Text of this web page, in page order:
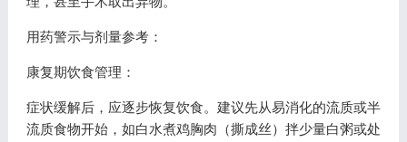
用药警示与剂量参考：
康复期饮食管理：
症状缓解后，应逐步恢复饮食。建议先从易消化的流质或半
流质食物开始，如白水煮鸡胸肉（撕成丝）拌少量白粥或处